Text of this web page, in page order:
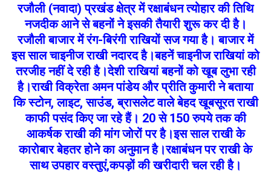
रजौली (नवादा) प्रखंड क्षेत्र में रक्षाबंधन त्योहार की तिथि
नजदीक आने से बहनों ने इसकी तैयारी शुरू कर दी है।
रजौली बाजार में रंग-बिरंगी राखियों सज गया है। बाजार में
इस साल चाइनीज राखी नदारद है।बहनें चाइनीज राखियां को
तरजीह नहीं दे रही है।देशी राखियां बहनों को खूब लुभा रही
है।राखी विक्रेता अमन पांडेय और प्रीति कुमारी ने बताया
कि स्टोन, लाइट, साउंड, ब्रासलेट वाले बेहद खूबसूरत राखी
काफी पसंद किए जा रहे हैं। 20 से 150 रुपये तक की
आकर्षक राखी की मांग जोरों पर है।इस साल राखी के
कारोबार बेहतर होने का अनुमान है।रक्षाबंधन पर राखी के
साथ उपहार वस्तुएं,कपड़ों की खरीदारी चल रही है।